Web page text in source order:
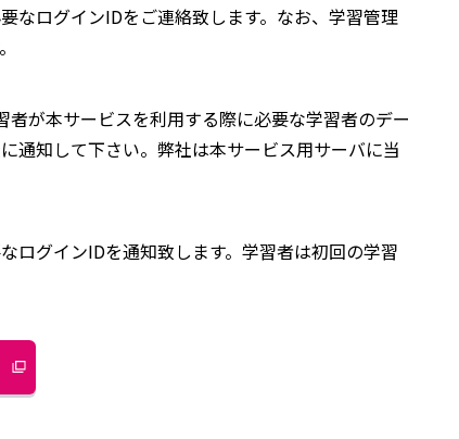
なログインIDをご連絡致します。なお、学習管理
が本サービスを利用する際に必要な学習者のデー
通知して下さい。弊社は本サービス用サーバに当
ログインIDを通知致します。学習者は初回の学習
別